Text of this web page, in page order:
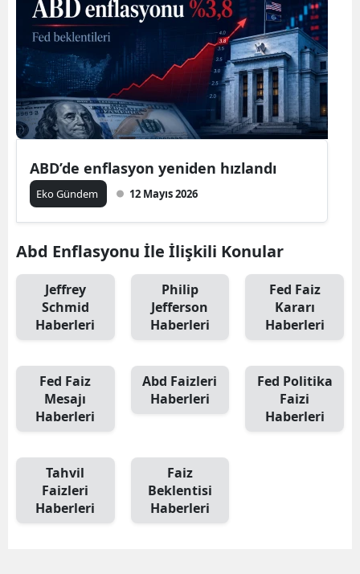
ABD’de enflasyon yeniden hızlandı
Eko Gündem 12 Mayıs 2026
Abd Enflasyonu İle İlişkili Konular
Jeffrey
Schmid
Haberleri
Philip
Jefferson
Haberleri
Fed Faiz
Kararı
Haberleri
Fed Faiz
Mesajı
Haberleri
Abd Faizleri
Haberleri
Fed Politika
Faizi
Haberleri
Tahvil
Faizleri
Haberleri
Faiz
Beklentisi
Haberleri